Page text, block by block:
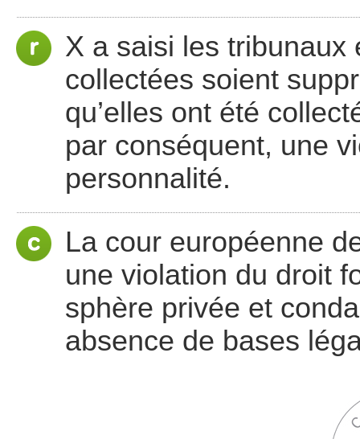
X a saisi les tribunaux
collectées soient
qu’elles ont été
par conséquent, une
personnalité.
La cour européenne
une violation du droit
sphère privée et
absence de bases